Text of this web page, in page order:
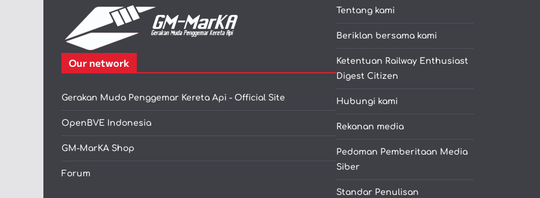
Our network
Gerakan Muda Penggemar Kereta Api - Official Site
OpenBVE Indonesia
GM-MarKA Shop
Forum
Tentang kami
Beriklan bersama kami
Ketentuan Railway Enthusiast
Digest Citizen
Hubungi kami
Rekanan media
Pedoman Pemberitaan Media
Siber
Standar Penulisan